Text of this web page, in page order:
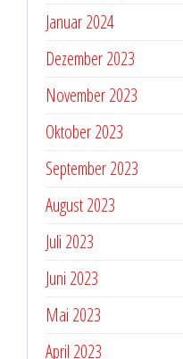
Januar 2024
Dezember 2023
November 2023
Oktober 2023
September 2023
August 2023
Juli 2023
Juni 2023
Mai 2023
April 2023